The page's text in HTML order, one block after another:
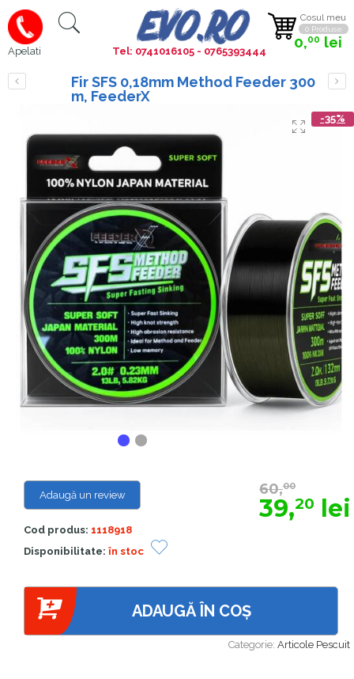
Apelati
Cosul meu
0 Produse
0,00 lei
Tel: 0741016105 - 0765393444
Fir SFS 0,18mm Method Feeder 300
m, FeederX
-35%
Categorie: Articole Pescuit
Adaugă un review
Cod produs: 1118918
Disponibilitate: în stoc
60,00
39,20 lei
ADAUGĂ ÎN COȘ